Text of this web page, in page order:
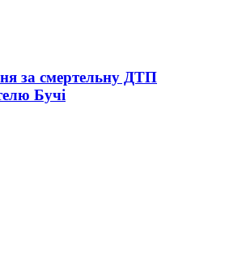
за смертельну ДТП
Бучі